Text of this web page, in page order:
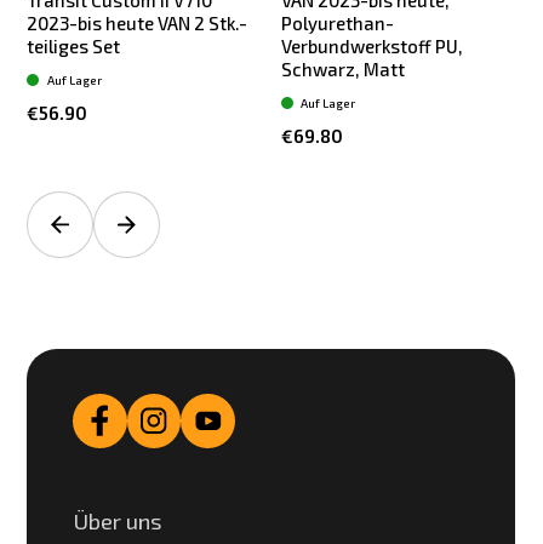
2023-bis heute VAN 2 Stk.-
teiliges Set
€56.90
Auf Lager
Polyurethan-
Verbundwerkstoff PU,
Schwarz, Matt
€69.80
Auf Lager
Über uns